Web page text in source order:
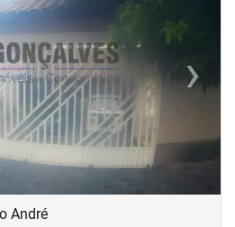
›Next
André